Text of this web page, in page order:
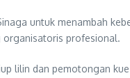
untuk menambah
organisatoris profesional.
lilin dan pemotongan